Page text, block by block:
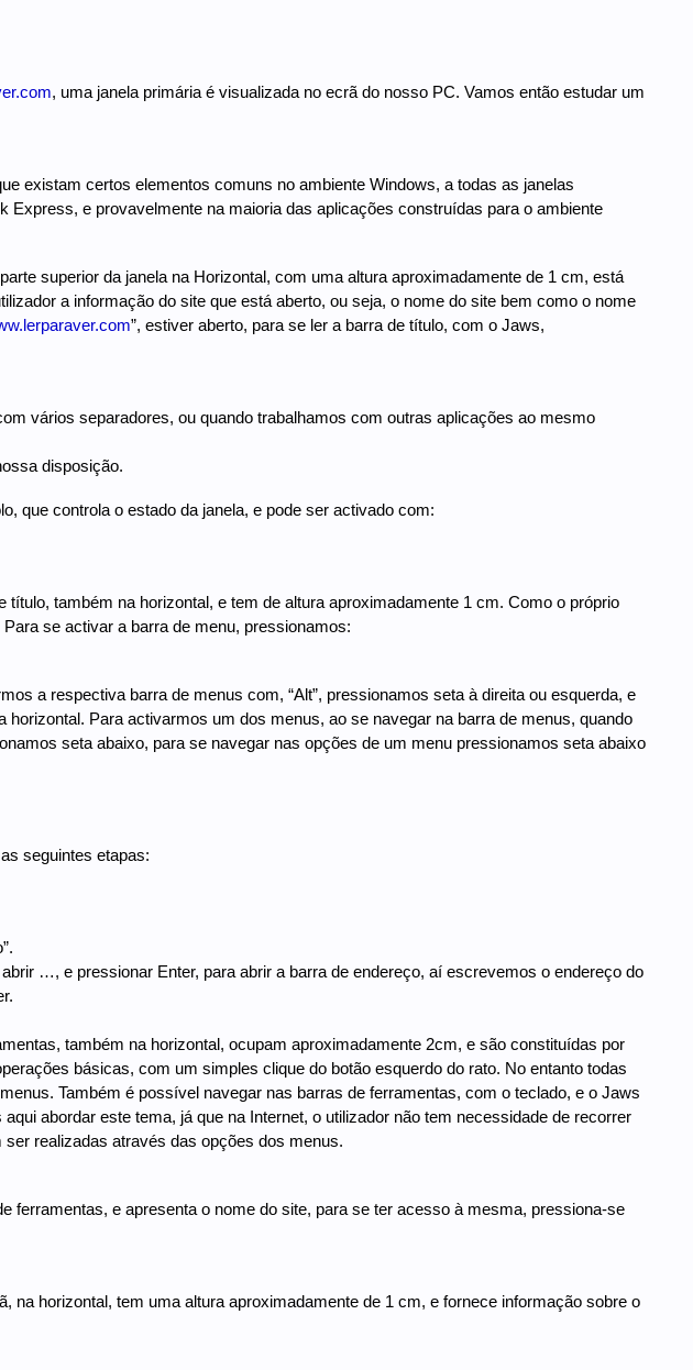
, uma janela primária é visualizada no ecrã do nosso PC. Vamos então estudar um
existam certos elementos comuns no ambiente Windows, a todas as janelas
Express, e provavelmente na maioria das aplicações construídas para o ambiente
superior da janela na Horizontal, com uma altura aproximadamente de 1 cm, está
a informação do site que está aberto, ou seja, o nome do site bem como o nome
”, estiver aberto, para se ler a barra de título, com o Jaws,
vários separadores, ou quando trabalhamos com outras aplicações ao mesmo
disposição.
que controla o estado da janela, e pode ser activado com:
título, também na horizontal, e tem de altura aproximadamente 1 cm. Como o próprio
se activar a barra de menu, pressionamos:
a respectiva barra de menus com, “Alt”, pressionamos seta à direita ou esquerda, e
horizontal. Para activarmos um dos menus, ao se navegar na barra de menus, quando
seta abaixo, para se navegar nas opções de um menu pressionamos seta abaixo
seguintes etapas:
…, e pressionar Enter, para abrir a barra de endereço, aí escrevemos o endereço do
também na horizontal, ocupam aproximadamente 2cm, e são constituídas por
básicas, com um simples clique do botão esquerdo do rato. No entanto todas
Também é possível navegar nas barras de ferramentas, com o teclado, e o Jaws
abordar este tema, já que na Internet, o utilizador não tem necessidade de recorrer
realizadas através das opções dos menus.
ferramentas, e apresenta o nome do site, para se ter acesso à mesma, pressiona-se
na horizontal, tem uma altura aproximadamente de 1 cm, e fornece informação sobre o